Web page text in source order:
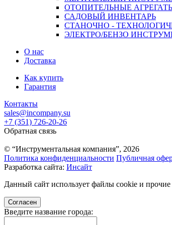
ОТОПИТЕЛЬНЫЕ
САДОВЫЙ ИНВЕНТАРЬ
СТАНОЧНО -
ЭЛЕКТРО/БЕНЗО
О нас
Доставка
Как купить
Гарантия
Контакты
sales@incompany.su
+7 (351) 726-20-26
Обратная связь
© “Инструментальная компания”, 2026
Политика конфиденциальности Публичная
Разработка сайта: Инсайт
Данный сайт использует файлы cookie и
Согласен
Введите название города: